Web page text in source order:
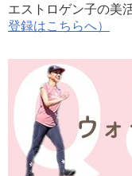
エストロゲン子の美
登録はこちらへ）